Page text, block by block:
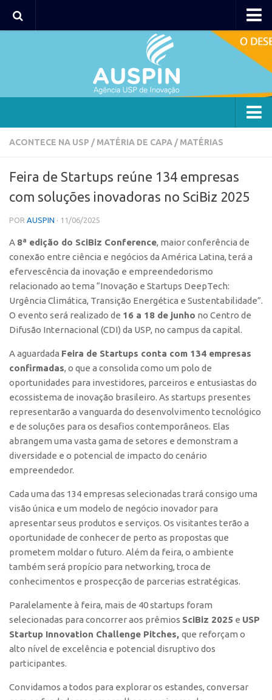
Agência
Coordenação
Polos
Polo Capital
Polo Lorena
Polo Ribeirão Preto
Polo São Carlos
Programas
Conexão USP
Conexão Inter-USP
Leis e Normas
Portal do Inventor
Inteligência Competitiva
Pesquisa na USP
EMBRAPIIs
CEPIDs
CEPIX
CPEs
INCTs
PRPI/USP
InovaUSP
Comunicação
Eventos
ACONTECE NA USP / MATÉRIA DE CAPA / MATÉRIAS
Feira de Startups reúne 134 empresas
com soluções inovadoras no SciBiz 2025
POR AUSPIN · 11/06/2025
A 8ª edição do SciBiz Conference, maior conferência de
conexão entre ciência e negócios da América Latina, terá a
efervescência da inovação e empreendedorismo
relacionado ao tema “Inovação e Startups DeepTech:
Urgência Climática, Transição Energética e Sustentabilidade”.
O evento será realizado de 16 a 18 de junho no Centro de
Difusão Internacional (CDI) da USP, no campus da capital.
A aguardada Feira de Startups conta com 134 empresas
confirmadas, o que a consolida como um polo de
oportunidades para investidores, parceiros e entusiastas do
ecossistema de inovação brasileiro. As startups presentes
representarão a vanguarda do desenvolvimento tecnológico
e de soluções para os desafios contemporâneos. Elas
abrangem uma vasta gama de setores e demonstram a
diversidade e o potencial de impacto do cenário
empreendedor.
Cada uma das 134 empresas selecionadas trará consigo uma
visão única e um modelo de negócio inovador para
apresentar seus produtos e serviços. Os visitantes terão a
oportunidade de conhecer de perto as propostas que
prometem moldar o futuro. Além da feira, o ambiente
também será propício para networking, troca de
conhecimentos e prospecção de parcerias estratégicas.
Paralelamente à feira, mais de 40 startups foram
selecionadas para concorrer aos prêmios SciBiz 2025 e USP
Startup Innovation Challenge Pitches, que reforçam o
alto nível de excelência e potencial disruptivo dos
participantes.
Convidamos a todos para explorar os estandes, conversar